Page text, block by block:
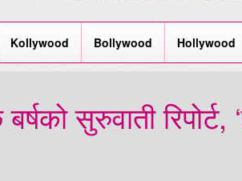
Kollywood Bollywood Hollywood
सुरुवाती